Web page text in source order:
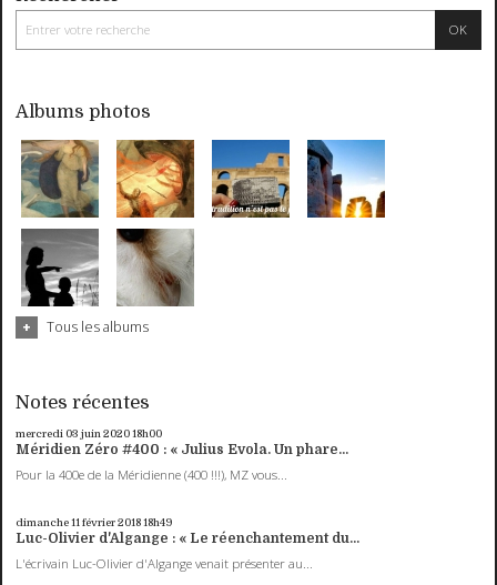
Albums photos
Tous les albums
Notes récentes
mercredi 03 juin 202018h00
Méridien Zéro #400 : « Julius Evola. Un phare...
Pour la 400e de la Méridienne (400 !!!), MZ vous...
dimanche 11 février 201818h49
Luc-Olivier d'Algange : « Le réenchantement du...
L'écrivain Luc-Olivier d'Algange venait présenter au...